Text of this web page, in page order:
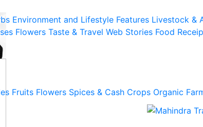
Environment and Lifestyle Features Livestock &
Flowers Taste & Travel Web Stories Food
Fruits Flowers Spices & Cash Crops Organic